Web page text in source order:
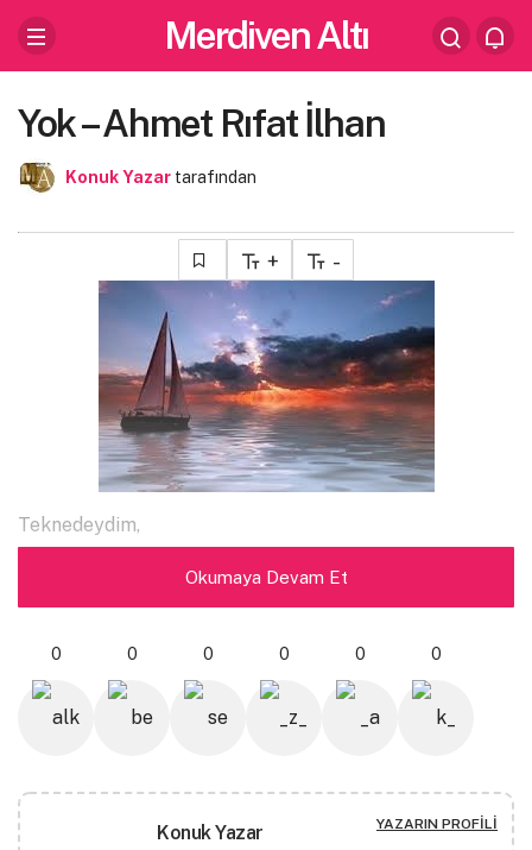
Merdiven Altı
Yok – Ahmet Rıfat İlhan
Konuk Yazar tarafından
+ -
Teknedeydim,
Parmaklarım masmavi dalgaların arasında.
Kokusunu duyduğumda hanımellerinin.
Sararken seni o yemyeşil buğu.
Okumaya Devam Et
0 0 0 0 0 0
Konuk Yazar YAZARIN PROFILI